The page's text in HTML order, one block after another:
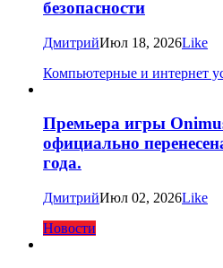
безопасности
ДмитрийИюл 18, 2026Like
Компьютерные и интернет
Премьера игры
официально
года.
ДмитрийИюл 02, 2026Like
Новости